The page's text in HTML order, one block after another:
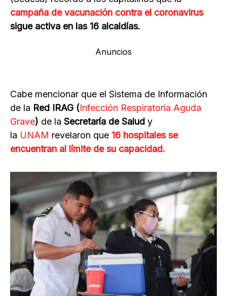
campaña de vacunación contra el coronavirus
sigue activa en las 16 alcaldías.
Anuncios
Cabe mencionar que el Sistema de Información
de la Red IRAG (Infección Respiratoria Aguda
Grave) de la Secretaría de Salud y
la UNAM revelaron que 16 hospitales se
encuentran al límite de su capacidad.